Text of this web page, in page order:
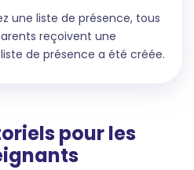
une liste de présence, tous
reçoivent une
de présence a été créée.
pour les